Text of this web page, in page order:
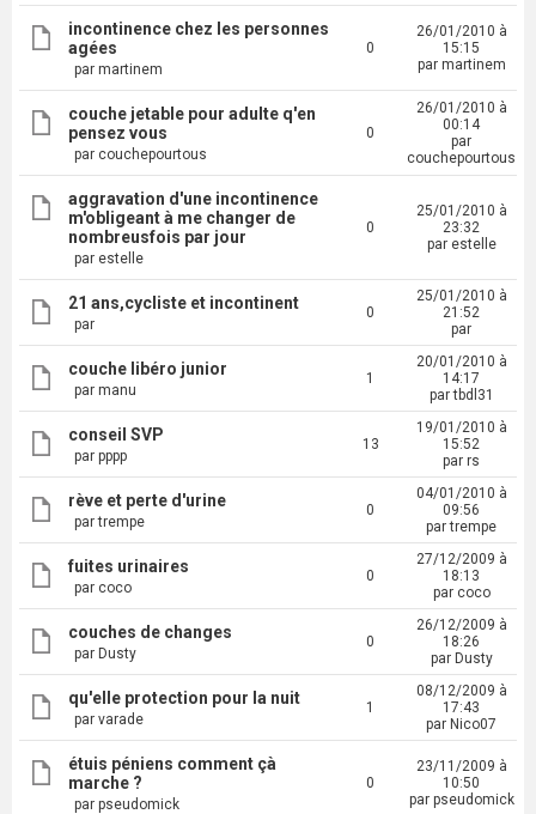
incontinence chez les personnes
agées
par martinem
0
26/01/2010 à
15:15
par martinem
couche jetable pour adulte q'en
pensez vous
par couchepourtous
0
26/01/2010 à
00:14
par
couchepourtous
aggravation d'une incontinence
m'obligeant à me changer de
nombreusfois par jour
par estelle
0
25/01/2010 à
23:32
par estelle
21 ans,cycliste et incontinent
par
0
25/01/2010 à
21:52
par
couche libéro junior
par manu
1
20/01/2010 à
14:17
par tbdl31
conseil SVP
par pppp
13
19/01/2010 à
15:52
par rs
rève et perte d'urine
par trempe
0
04/01/2010 à
09:56
par trempe
fuites urinaires
par coco
0
27/12/2009 à
18:13
par coco
couches de changes
par Dusty
0
26/12/2009 à
18:26
par Dusty
qu'elle protection pour la nuit
par varade
1
08/12/2009 à
17:43
par Nico07
étuis péniens comment çà
marche ?
par pseudomick
0
23/11/2009 à
10:50
par pseudomick